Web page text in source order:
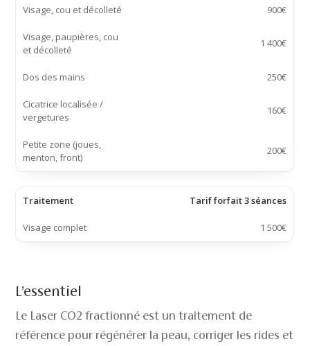
Visage, cou et décolleté 900€
Visage, paupières, cou
et décolleté
1 400€
Dos des mains 250€
Cicatrice localisée /
vergetures
160€
Petite zone (joues,
menton, front)
200€
Traitement Tarif forfait 3 séances
Visage complet 1 500€
L’essentiel
Le Laser CO2 fractionné est un traitement de
référence pour régénérer la peau, corriger les rides et